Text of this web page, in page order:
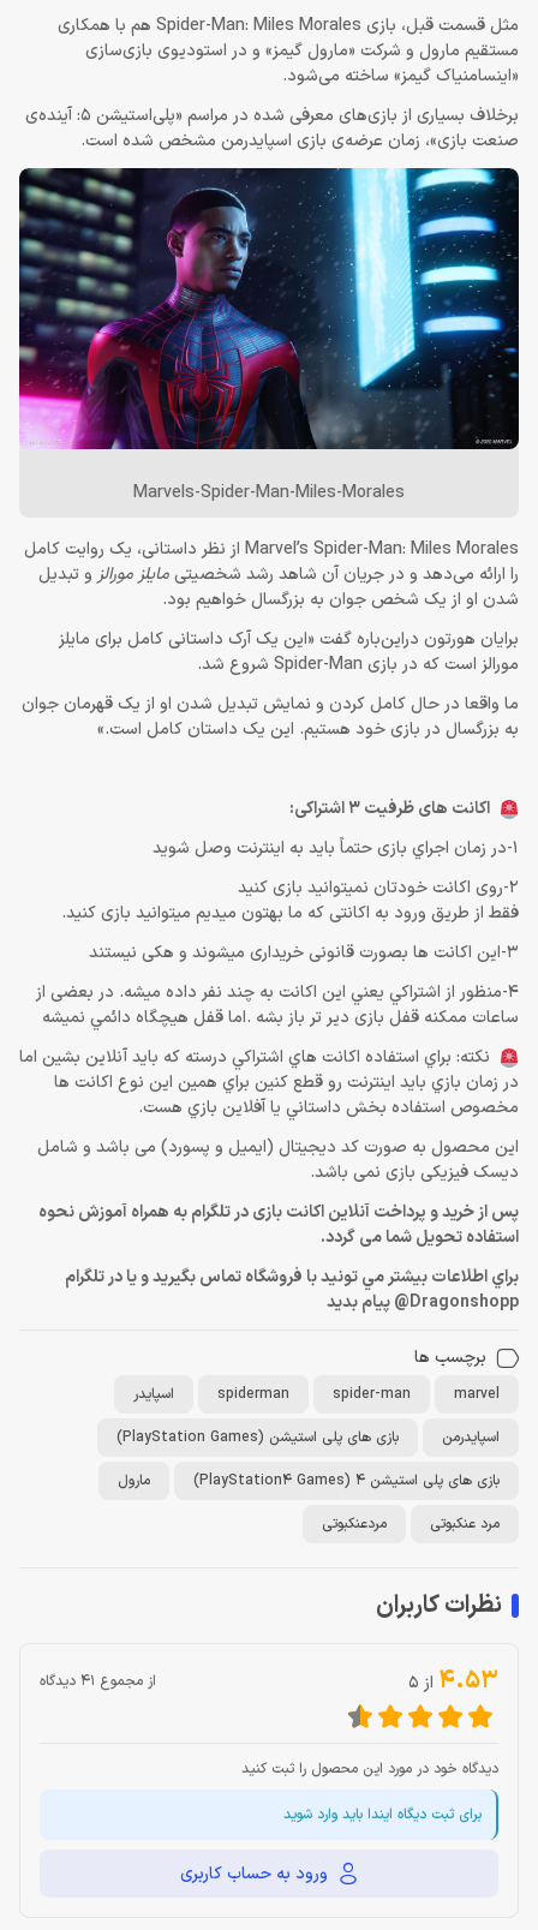
مثل قسمت قبل، بازی Spider-Man: Miles Morales هم با همکاری
مستقیم مارول و شرکت «مارول گیمز» و در استودیوی بازی‌سازی
«اینسامنیاک گیمز» ساخته می‌شود.
برخلاف بسیاری از بازی‌های معرفی شده در مراسم «پلی‌استیشن 5: آینده‌ی
صنعت بازی»، زمان عرضه‌ی بازی اسپایدرمن مشخص شده است.
Marvels-Spider-Man-Miles-Morales
Marvel’s Spider-Man: Miles Morales از نظر داستانی، یک روایت کامل
را ارائه می‌دهد و در جریان آن شاهد رشد شخصیتیمایلز مورالز و تبدیل
شدن او از یک شخص جوان به بزرگسال خواهیم بود.
برایان هورتون دراین‌باره گفت «این یک آرک داستانی کامل برای مایلز
مورالز است که در بازی Spider-Man شروع شد.
ما واقعا در حال کامل کردن و نمایش تبدیل شدن او از یک قهرمان جوان
به بزرگسال در بازی خود هستیم. این یک داستان کامل است.»
اکانت های ظرفیت 3 اشتراکی:
1-در زمان اجراي بازی حتماً باید به اينترنت وصل شويد
2-روی اکانت خودتان نمیتوانید بازی کنید
فقط از طریق ورود به اکانتی که ما بهتون میدیم میتوانید بازی کنید.
3-این اکانت ها بصورت قانونی خریداری میشوند و هکی نیستند
4-منظور از اشتراكي يعني اين اكانت به چند نفر داده ميشه. در بعضی از
ساعات ممکنه قفل بازی دیر تر باز بشه .اما قفل هيچگاه دائمي نميشه
نكته: براي استفاده اكانت هاي اشتراكي درسته كه بايد آنلاين بشين اما
در زمان بازي بايد اينترنت رو قطع كنين براي همين اين نوع اكانت ها
مخصوص استفاده بخش داستاني يا آفلاين بازي هست.
این محصول به صورت کد دیجیتال (ایمیل و پسورد) می باشد و شامل
دیسک فیزیکی بازی نمی باشد.
پس از خرید و پرداخت آنلاین اکانت بازی در تلگرام به همراه آموزش نحوه
استفاده تحویل شما می گردد.
براي اطلاعات بيشتر مي تونيد با فروشگاه تماس بگيريد و يا در تلگرام
Dragonshopp@ پيام بديد
برچسب ها
marvel
spider-man
spiderman
اسپایدر
اسپایدرمن
بازی های پلی استیشن (PlayStation Games)
بازی های پلی استیشن 4 (PlayStation4 Games)
مارول
مرد عنکبوتی
مردعنکبوتی
نظرات کاربران
4.53 از 5 از مجموع 41 دیدگاه
دیدگاه خود در مورد این محصول را ثبت کنید
برای ثبت دیگاه ایندا باید وارد شوید
ورود به حساب کاربری